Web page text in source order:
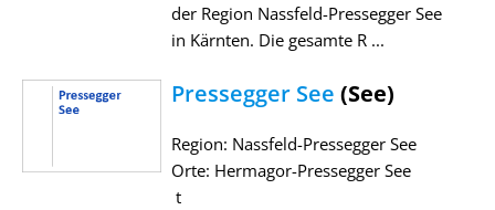
der Region Nassfeld-Pressegger See
in Kärnten. Die gesamte R ...
Pressegger See (See)
Region: Nassfeld-Pressegger See
Orte: Hermagor-Pressegger See
t